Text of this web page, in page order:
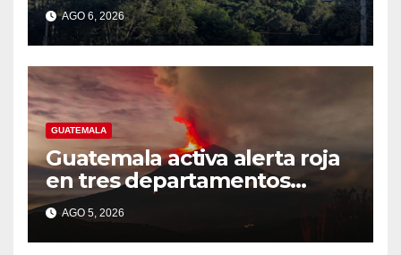
alertas
AGO 6, 2026
GUATEMALA
Guatemala activa alerta roja
en tres departamentos
cercanos al volcán de Fuego
AGO 5, 2026